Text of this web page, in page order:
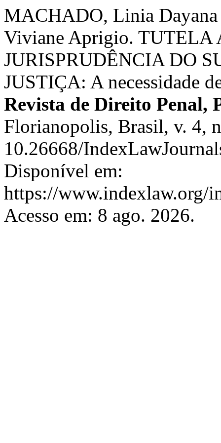
MACHADO, Linia
Viviane Aprigio.
JURISPRUDÊNCIA DO
JUSTIÇA: A necessidade
Revista de Direito Penal,
Florianopolis, Brasil, v. 4,
10.26668/
Disponível em:
https://www.indexlaw.org/
Acesso em: 8 ago. 2026.